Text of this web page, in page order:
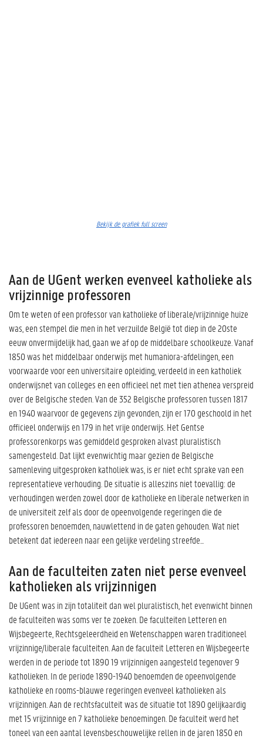
Bekijk de grafiek full screen
Aan de UGent werken evenveel katholieke als
vrijzinnige professoren
Om te weten of een professor van katholieke of liberale/vrijzinnige huize
was, een stempel die men in het verzuilde België tot diep in de 20ste
eeuw onvermijdelijk had, gaan we af op de middelbare schoolkeuze. Vanaf
1850 was het middelbaar onderwijs met humaniora-afdelingen, een
voorwaarde voor een universitaire opleiding, verdeeld in een katholiek
onderwijsnet van colleges en een officieel net met tien athenea verspreid
over de Belgische steden. Van de 352 Belgische professoren tussen 1817
en 1940 waarvoor de gegevens zijn gevonden, zijn er 170 geschoold in het
officieel onderwijs en 179 in het vrije onderwijs. Het Gentse
professorenkorps was gemiddeld gesproken alvast pluralistisch
samengesteld. Dat lijkt evenwichtig maar gezien de Belgische
samenleving uitgesproken katholiek was, is er niet echt sprake van een
representatieve verhouding. De situatie is alleszins niet toevallig: de
verhoudingen werden zowel door de katholieke en liberale netwerken in
de universiteit zelf als door de opeenvolgende regeringen die de
professoren benoemden, nauwlettend in de gaten gehouden. Wat niet
betekent dat iedereen naar een gelijke verdeling streefde...
Aan de faculteiten zaten niet perse evenveel
katholieken als vrijzinnigen
De UGent was in zijn totaliteit dan wel pluralistisch, het evenwicht binnen
de faculteiten was soms ver te zoeken. De faculteiten Letteren en
Wijsbegeerte, Rechtsgeleerdheid en Wetenschappen waren traditioneel
vrijzinnige/liberale faculteiten. Aan de faculteit Letteren en Wijsbegeerte
werden in de periode tot 1890 19 vrijzinnigen aangesteld tegenover 9
katholieken. In de periode 1890-1940 benoemden de opeenvolgende
katholieke en rooms-blauwe regeringen evenveel katholieken als
vrijzinnigen. Aan de rechtsfaculteit was de situatie tot 1890 gelijkaardig
met 15 vrijzinnige en 7 katholieke benoemingen. De faculteit werd het
toneel van een aantal levensbeschouwelijke rellen in de jaren 1850 en